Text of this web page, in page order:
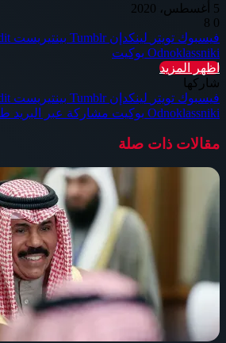
5 أغسطس، 2020
0
فيسبوك تويتر لينكدإن بينتيريست
Odnoklassniki بوكيت
اظهر المزيد
شاركها
فيسبوك تويتر لينكدإن بينتيريست
Odnoklassniki بوكيت مشاركة عبر البريد
مقالات ذات صلة